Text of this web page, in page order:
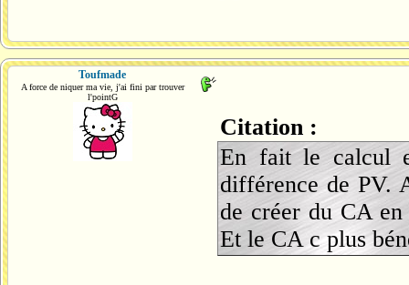
Toufmade
A force de niquer ma vie, j'ai fini par trouver
l'pointG
Citation :
En fait le calcul
différence de PV.
de créer du CA
Et le CA c plus